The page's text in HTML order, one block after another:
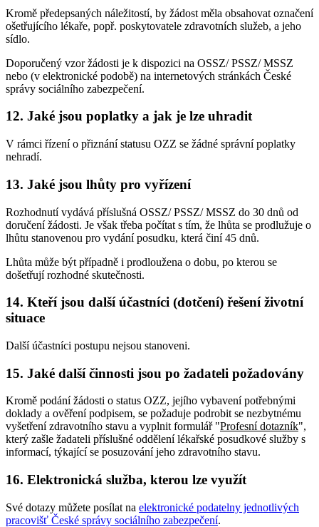
Kromě předepsaných náležitostí, by žádost měla obsahovat označení
ošetřujícího lékaře, popř. poskytovatele zdravotních služeb, a jeho
sídlo.
Doporučený vzor žádosti je k dispozici na OSSZ/ PSSZ/ MSSZ
nebo (v elektronické podobě) na internetových stránkách České
správy sociálního zabezpečení.
12. Jaké jsou poplatky a jak je lze uhradit
V rámci řízení o přiznání statusu OZZ se žádné správní poplatky
nehradí.
13. Jaké jsou lhůty pro vyřízení
Rozhodnutí vydává příslušná OSSZ/ PSSZ/ MSSZ do 30 dnů od
doručení žádosti. Je však třeba počítat s tím, že lhůta se prodlužuje o
lhůtu stanovenou pro vydání posudku, která činí 45 dnů.
Lhůta může být případně i prodloužena o dobu, po kterou se
došetřují rozhodné skutečnosti.
14. Kteří jsou další účastníci (dotčení) řešení životní
situace
Další účastníci postupu nejsou stanoveni.
15. Jaké další činnosti jsou po žadateli požadovány
Kromě podání žádosti o status OZZ, jejího vybavení potřebnými
doklady a ověření podpisem, se požaduje podrobit se nezbytnému
vyšetření zdravotního stavu a vyplnit formulář "Profesní dotazník",
který zašle žadateli příslušné oddělení lékařské posudkové služby s
informací, týkající se posuzování jeho zdravotního stavu.
16. Elektronická služba, kterou lze využít
Své dotazy můžete posílat na elektronické podatelny jednotlivých
pracovišť České správy sociálního zabezpečení.